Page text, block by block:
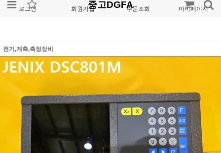
로그인 회원가입 주문조회 마이페이지
중고DGFA
전기,계측,측정장비